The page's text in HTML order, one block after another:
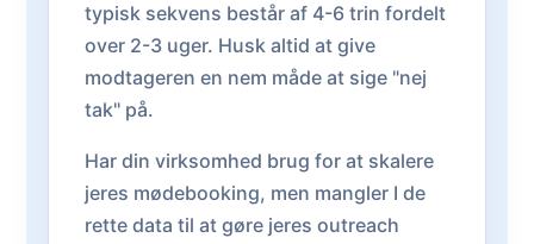
typisk sekvens består af 4-6 trin fordelt
over 2-3 uger. Husk altid at give
modtageren en nem måde at sige "nej
tak" på.
Har din virksomhed brug for at skalere
jeres mødebooking, men mangler I de
rette data til at gøre jeres outreach